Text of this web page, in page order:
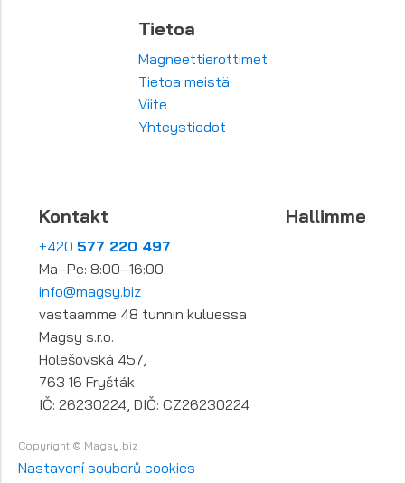
Tietoa
Magneettierottimet
Tietoa meistä
Viite
Yhteystiedot
Kontakt
+420 577 220 497
Ma–Pe: 8:00–16:00
info@magsy.biz
vastaamme 48 tunnin kuluessa
Magsy s.r.o.
Holešovská 457,
763 16 Fryšták
IČ: 26230224, DIČ: CZ26230224
Hallimme
Copyright © Magsy.biz
Nastavení souborů cookies